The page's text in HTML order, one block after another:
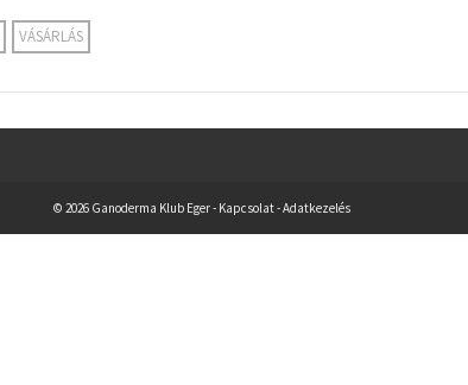
VÁSÁRLÁS
© 2026 Ganoderma Klub Eger - Kapcsolat-Adatkezelés